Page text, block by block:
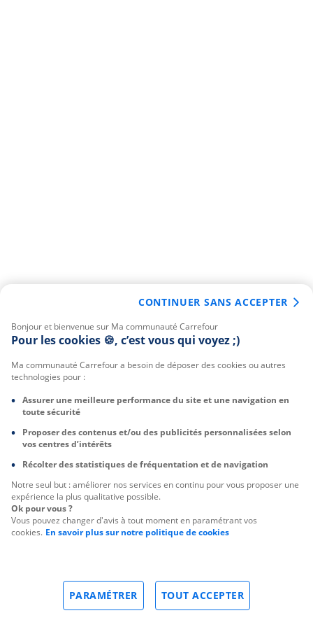
Bonjour et bienvenue sur Ma communauté Carrefour
Pour les cookies 🍪, c’est vous qui voyez ;)
Ma communauté Carrefour a besoin de déposer des cookies ou autres
technologies pour :
Assurer une meilleure performance du site et une navigation en
toute sécurité
Proposer des contenus et/ou des publicités personnalisées selon
vos centres d’intérêts
Récolter des statistiques de fréquentation et de navigation
Notre seul but : améliorer nos services en continu pour vous proposer une
expérience la plus qualitative possible.
Ok pour vous ?
Vous pouvez changer d'avis à tout moment en paramétrant vos
cookies. En savoir plus sur notre politique de cookies
TOUT ACCEPTER
PARAMÉTRER
CONTINUER SANS ACCEPTER